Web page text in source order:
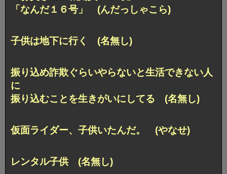
「なんだ１６号」 (んだっしゃこら)
子供は地下に行く (名無し)
振り込め詐欺ぐらいやらないと生活できない人
に
振り込むことを生きがいにしてる (名無し)
仮面ライダー、子供いたんだ。 (やなせ)
レンタル子供 (名無し)